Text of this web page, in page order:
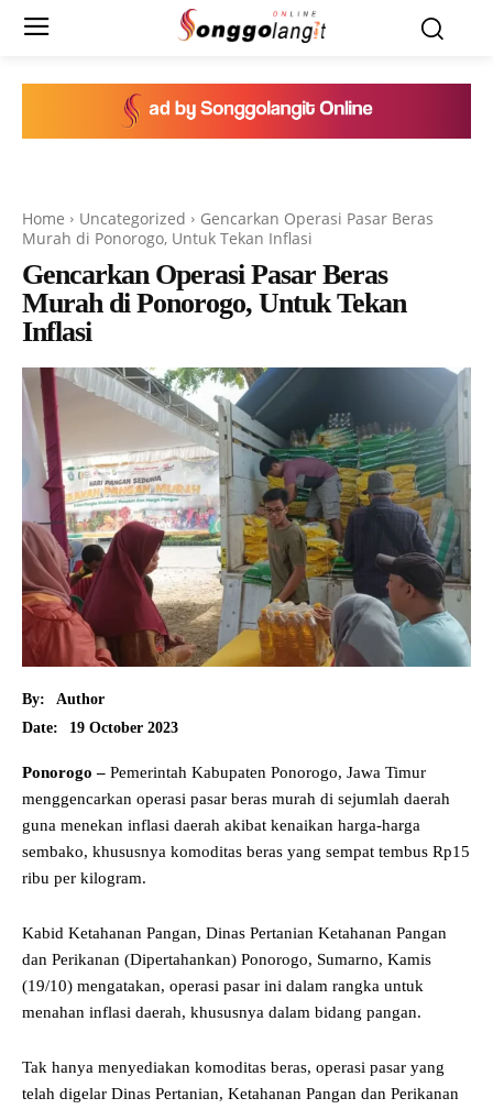
Home Uncategorized
Gencarkan Operasi Pasar Beras
Murah di Ponorogo, Untuk Tekan Inflasi
Gencarkan Operasi Pasar Beras
Murah di Ponorogo, Untuk Tekan
Inflasi
By:
Author
Date:
19 October 2023
Ponorogo – Pemerintah Kabupaten Ponorogo, Jawa Timur
menggencarkan operasi pasar beras murah di sejumlah daerah
guna menekan inflasi daerah akibat kenaikan harga-harga
sembako, khususnya komoditas beras yang sempat tembus Rp15
ribu per kilogram.
Kabid Ketahanan Pangan, Dinas Pertanian Ketahanan Pangan
dan Perikanan (Dipertahankan) Ponorogo, Sumarno, Kamis
(19/10) mengatakan, operasi pasar ini dalam rangka untuk
menahan inflasi daerah, khususnya dalam bidang pangan.
Tak hanya menyediakan komoditas beras, operasi pasar yang
telah digelar Dinas Pertanian, Ketahanan Pangan dan Perikanan